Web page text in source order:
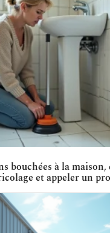
bouchées à la
et appeler un pro